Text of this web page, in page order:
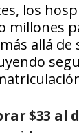
los
millones
allá de
$33 al